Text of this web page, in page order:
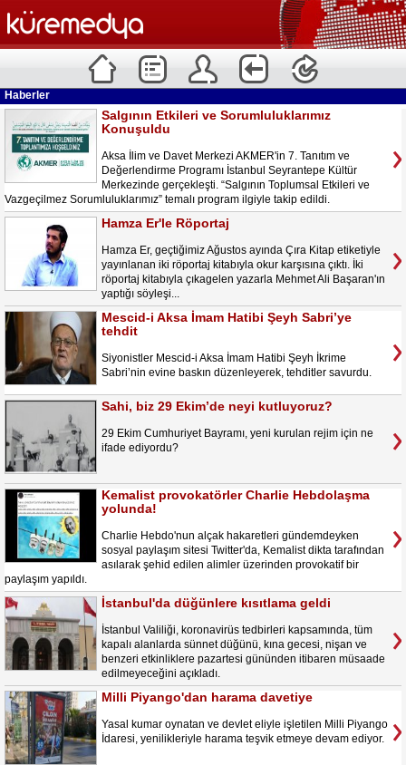
Haberler
Salgının Etkileri ve Sorumluluklarımız
Konuşuldu
Aksa İlim ve Davet Merkezi AKMER'in 7. Tanıtım ve
Değerlendirme Programı İstanbul Seyrantepe Kültür
Merkezinde gerçekleşti. “Salgının Toplumsal Etkileri ve
Vazgeçilmez Sorumluluklarımız” temalı program ilgiyle takip edildi.
Hamza Er'le Röportaj
Hamza Er, geçtiğimiz Ağustos ayında Çıra Kitap etiketiyle
yayınlanan iki röportaj kitabıyla okur karşısına çıktı. İki
röportaj kitabıyla çıkagelen yazarla Mehmet Ali Başaran'ın
yaptığı söyleşi...
Mescid-i Aksa İmam Hatibi Şeyh Sabri’ye
tehdit
Siyonistler Mescid-i Aksa İmam Hatibi Şeyh İkrime
Sabri’nin evine baskın düzenleyerek, tehditler savurdu.
Sahi, biz 29 Ekim’de neyi kutluyoruz?
29 Ekim Cumhuriyet Bayramı, yeni kurulan rejim için ne
ifade ediyordu?
Kemalist provokatörler Charlie Hebdolaşma
yolunda!
Charlie Hebdo'nun alçak hakaretleri gündemdeyken
sosyal paylaşım sitesi Twitter'da, Kemalist dikta tarafından
asılarak şehid edilen alimler üzerinden provokatif bir
paylaşım yapıldı.
İstanbul'da düğünlere kısıtlama geldi
İstanbul Valiliği, koronavirüs tedbirleri kapsamında, tüm
kapalı alanlarda sünnet düğünü, kına gecesi, nişan ve
benzeri etkinliklere pazartesi gününden itibaren müsaade
edilmeyeceğini açıkladı.
Milli Piyango'dan harama davetiye
Yasal kumar oynatan ve devlet eliyle işletilen Milli Piyango
İdaresi, yenilikleriyle harama teşvik etmeye devam ediyor.